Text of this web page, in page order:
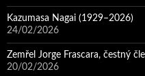
Kazumasa Nagai (1929–2026)
24/02/2026
Zemřel Jorge Frascara, čestný
20/02/2026